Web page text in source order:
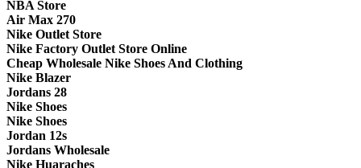
NBA Store
Air Max 270
Nike Outlet Store
Nike Factory Outlet Store Online
Cheap Wholesale Nike Shoes And Clothing
Nike Blazer
Jordans 28
Nike Shoes
Nike Shoes
Jordan 12s
Jordans Wholesale
Nike Huaraches